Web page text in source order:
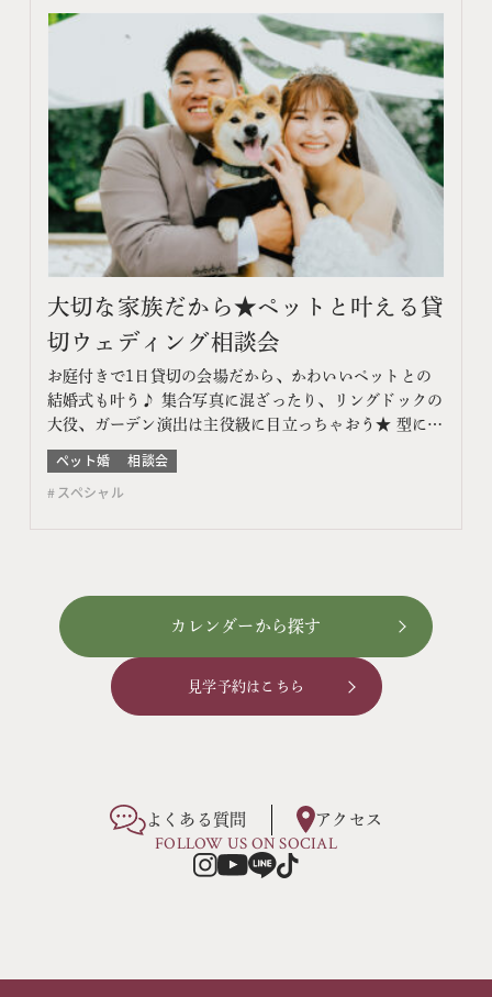
大切な家族だから★ペットと叶える貸
切ウェディング相談会
お庭付きで1日貸切の会場だから、かわいいペットとの
結婚式も叶う♪ 集合写真に混ざったり、リングドックの
大役、ガーデン演出は主役級に目立っちゃおう★ 型には
まらないオリジナルWのご相談や見積もりのご相談もで
きます。 このフェアに含まれるコンテンツ フェア特典
特典内容 WEBサイトよりフェア予約をしていただき、
ペット婚
相談会
スペシャル
カレンダーから探す
見学予約はこちら
よくある質問 アクセス
FOLLOW US ON SOCIAL